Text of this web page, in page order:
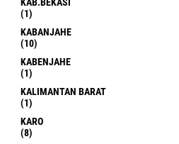
(1)
KABANJAHE
(10)
KABENJAHE
(1)
KALIMANTAN BARAT
(1)
KARO
(8)